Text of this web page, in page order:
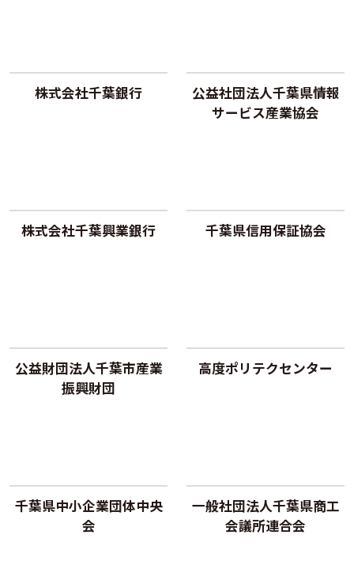
株式会社千葉銀行
公益社団法人千葉県情報
サービス産業協会
株式会社千葉興業銀行 千葉県信用保証協会
公益財団法人千葉市産業
振興財団
高度ポリテクセンター
千葉県中小企業団体中央
会
一般社団法人千葉県商工
会議所連合会